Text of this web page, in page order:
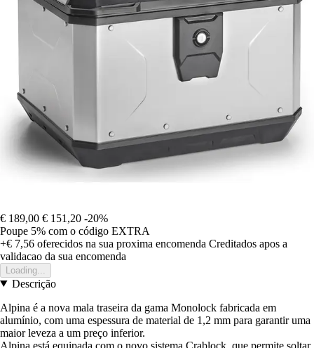
€ 189,00 € 151,20 -20%
Poupe 5% com o código EXTRA
+€ 7,56 oferecidos na sua proxima encomenda Creditados apos a
validacao da sua encomenda
Loading...
Descrição
Alpina é a nova mala traseira da gama Monolock fabricada em
alumínio, com uma espessura de material de 1,2 mm para garantir uma
maior leveza a um preço inferior.
Alpina está equipada com o novo sistema Crablock, que permite soltar